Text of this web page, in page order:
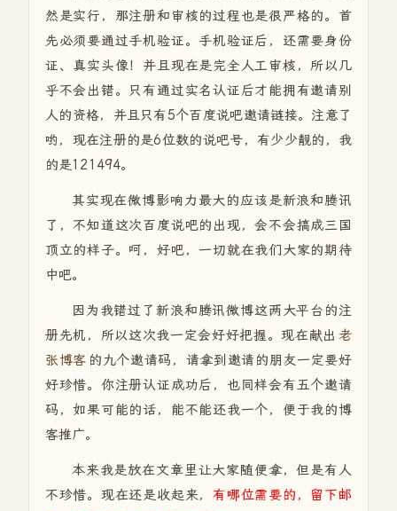
然是实行，那注册和审核的过程也是很严格的。首
先必须要通过手机验证。手机验证后，还需要身份
证、真实头像！并且现在是完全人工审核，所以几
乎不会出错。只有通过实名认证后才能拥有邀请别
人的资格，并且只有5个百度说吧邀请链接。注意了
哟，现在注册的是6位数的说吧号，有少少靓的，我
的是121494。
其实现在微博影响力最大的应该是新浪和腾讯
了，不知道这次百度说吧的出现，会不会搞成三国
顶立的样子。呵，好吧，一切就在我们大家的期待
中吧。
因为我错过了新浪和腾讯微博这两大平台的注
册先机，所以这次我一定会好好把握。现在献出 老
张博客 的九个邀请码，请拿到邀请的朋友一定要好
好珍惜。你注册认证成功后，也同样会有五个邀请
码，如果可能的话，能不能还我一个，便于我的博
客推广。
本来我是放在文章里让大家随便拿，但是有人
不珍惜。现在还是收起来，有哪位需要的，留下邮